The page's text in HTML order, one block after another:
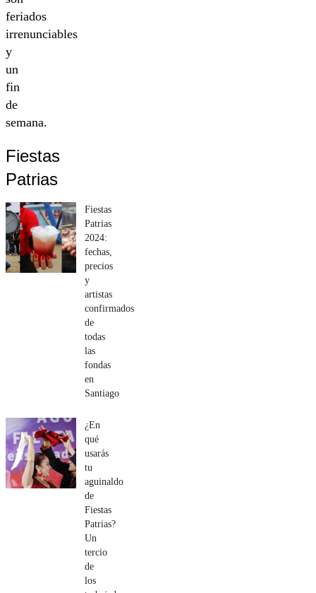
feriados
irrenunciables
y
un
fin
de
semana.
Fiestas
Patrias
Fiestas
Patrias
2024:
fechas,
precios
y
artistas
confirmados
de
todas
las
fondas
en
Santiago
¿En
qué
usarás
tu
aguinaldo
de
Fiestas
Patrias?
Un
tercio
de
los